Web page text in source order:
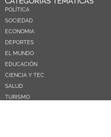
POLÍTICA
SOCIEDAD
ECONOMIA
DEPORTES
EL MUNDO
EDUCACIÓN
CIENCIA Y TEC
SALUD
TURISMO